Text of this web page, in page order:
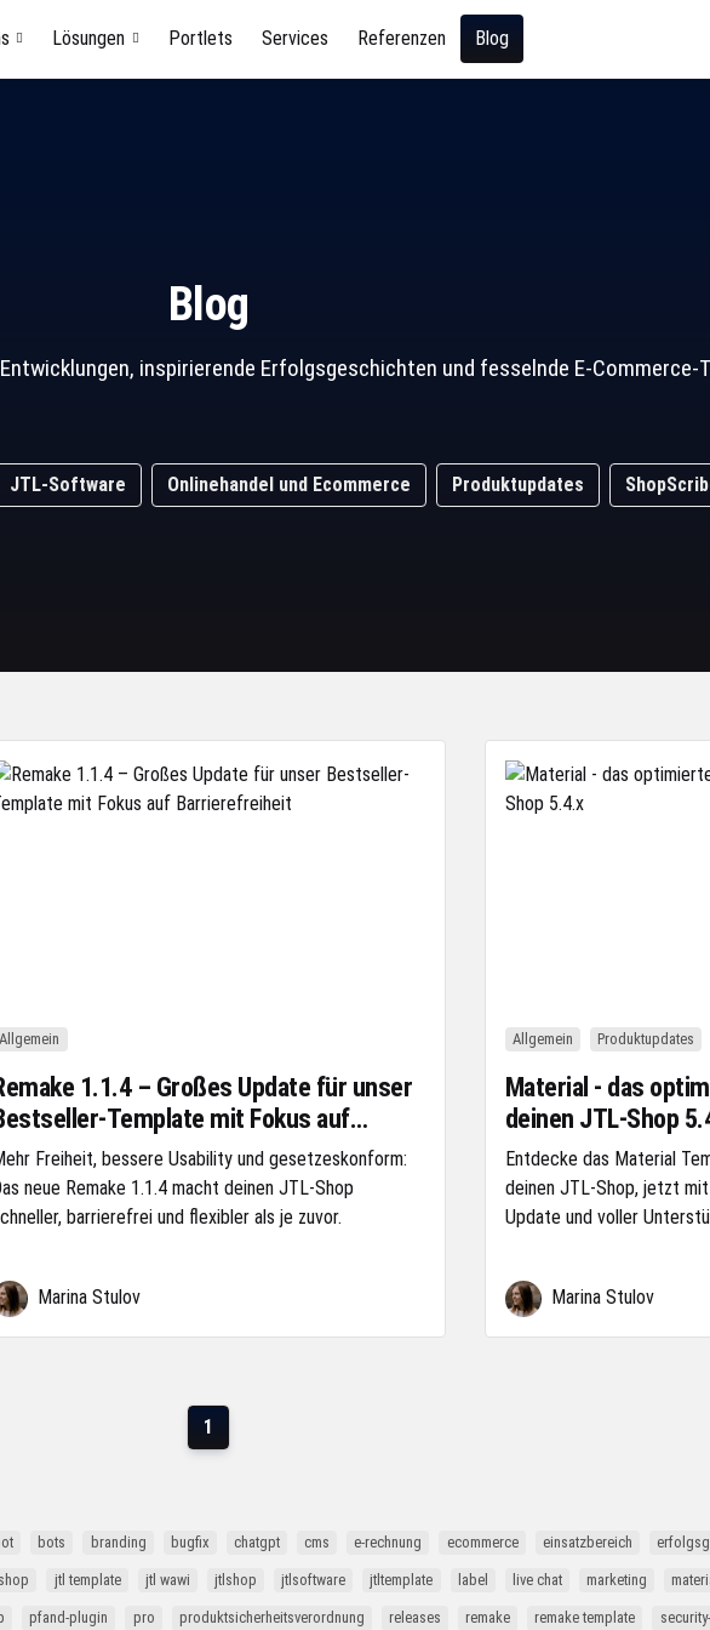
Lösungen Portlets Services Referenzen Blog
Blog
inspirierende Erfolgsgeschichten und fesselnde E-Commerce-
JTL-Software Onlinehandel und Ecommerce Produktupdates
Allgemein
1.1.4 – Großes Update für unser
Template mit Fokus auf
Freiheit, bessere Usability und gesetzeskonform:
neue Remake 1.1.4 macht deinen JTL-Shop
barrierefrei und flexibler als je zuvor.
Marina Stulov
Allgemein Produktupdates
Material - das
deinen JTL-Shop
Entdecke das Material
deinen JTL-Shop, jetzt
Update und voller
Marina Stulov
1
bots branding bugfix chatgpt cms e-rechnung ecommerce einsatzbereich
jtl template jtl wawi jtlshop jtlsoftware jtltemplate label live chat marketing
pfand-plugin pro produktsicherheitsverordnung releases remake remake template